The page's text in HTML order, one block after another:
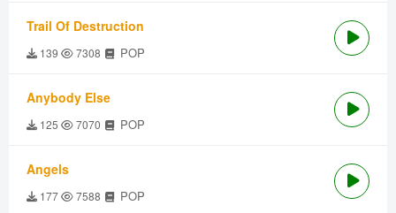
Trail Of Destruction
139 7308 POP
Anybody Else
125 7070 POP
Angels
177 7588 POP